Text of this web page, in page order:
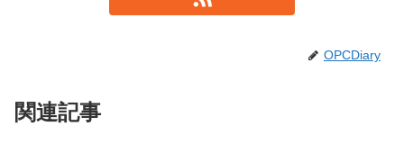
OPCDiary
関連記事